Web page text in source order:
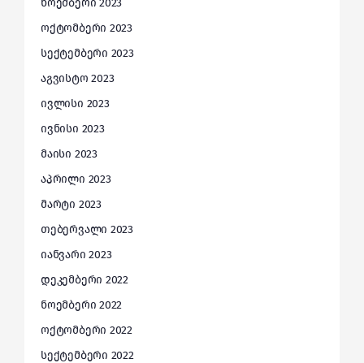
ნოემბერი 2023
ოქტომბერი 2023
სექტემბერი 2023
აგვისტო 2023
ივლისი 2023
ივნისი 2023
მაისი 2023
აპრილი 2023
მარტი 2023
თებერვალი 2023
იანვარი 2023
დეკემბერი 2022
ნოემბერი 2022
ოქტომბერი 2022
სექტემბერი 2022